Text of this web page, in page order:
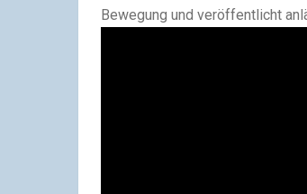
Bewegung und veröffentlicht